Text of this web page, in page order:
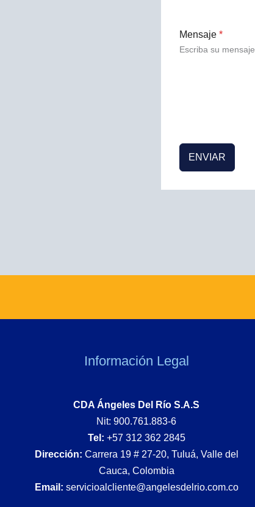
Mensaje *
Escriba su mensaje.
ENVIAR
Información Legal
CDA Ángeles Del Río S.A.S
Nit: 900.761.883-6
Tel: +57 312 362 2845
Dirección: Carrera 19 # 27-20, Tuluá, Valle del
Cauca, Colombia
Email: servicioalcliente@angelesdelrio.com.co